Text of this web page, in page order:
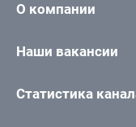
О компании
Наши вакансии
Статистика